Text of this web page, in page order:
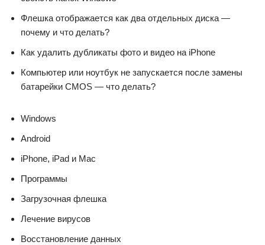
Флешка отображается как два отдельных диска —
почему и что делать?
Как удалить дубликаты фото и видео на iPhone
Компьютер или ноутбук не запускается после замены
батарейки CMOS — что делать?
Windows
Android
iPhone, iPad и Mac
Программы
Загрузочная флешка
Лечение вирусов
Восстановление данных